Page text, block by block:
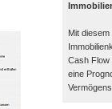
Mit
Cash Flow
eine